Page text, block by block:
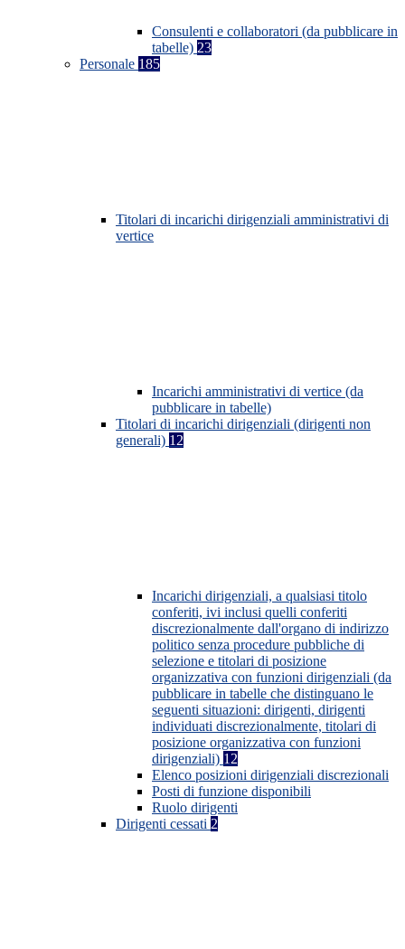
Consulenti e collaboratori (da pubblicare in
tabelle) 23
Personale 185
Titolari di incarichi dirigenziali amministrativi di
vertice
Incarichi amministrativi di vertice (da
pubblicare in tabelle)
Titolari di incarichi dirigenziali (dirigenti non
generali) 12
Incarichi dirigenziali, a qualsiasi titolo
conferiti, ivi inclusi quelli conferiti
discrezionalmente dall'organo di indirizzo
politico senza procedure pubbliche di
selezione e titolari di posizione
organizzativa con funzioni dirigenziali (da
pubblicare in tabelle che distinguano le
seguenti situazioni: dirigenti, dirigenti
individuati discrezionalmente, titolari di
posizione organizzativa con funzioni
dirigenziali) 12
Elenco posizioni dirigenziali discrezionali
Posti di funzione disponibili
Ruolo dirigenti
Dirigenti cessati 2